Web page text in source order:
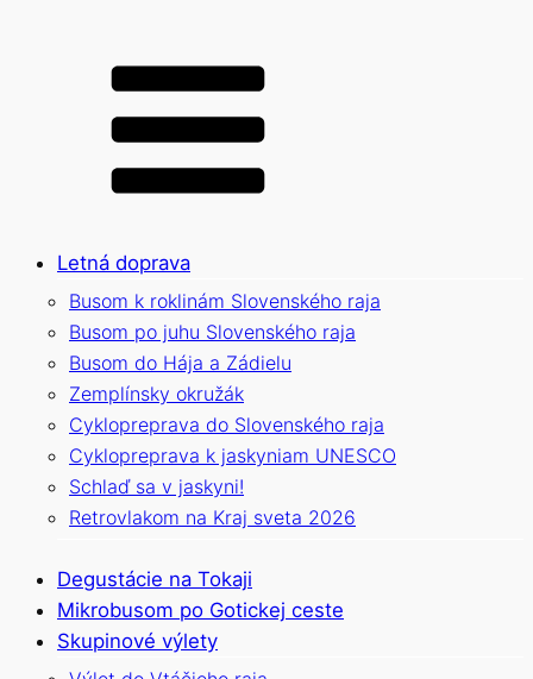
Letná doprava
Busom k roklinám Slovenského raja
Busom po juhu Slovenského raja
Busom do Hája a Zádielu
Zemplínsky okružák
Cyklopreprava do Slovenského raja
Cyklopreprava k jaskyniam UNESCO
Schlaď sa v jaskyni!
Retrovlakom na Kraj sveta 2026
Degustácie na Tokaji
Mikrobusom po Gotickej ceste
Skupinové výlety